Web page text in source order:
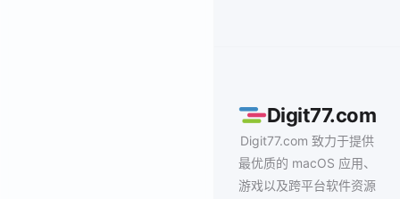
Digit77.com
Digit77.com 致力于提供
最优质的 macOS 应用、
游戏以及跨平台软件资源